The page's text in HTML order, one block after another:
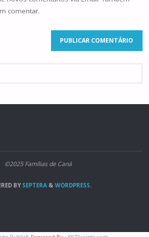
comentar.
©2025 Famílias de Caná
BYSEPTERA & WORDPRESS.